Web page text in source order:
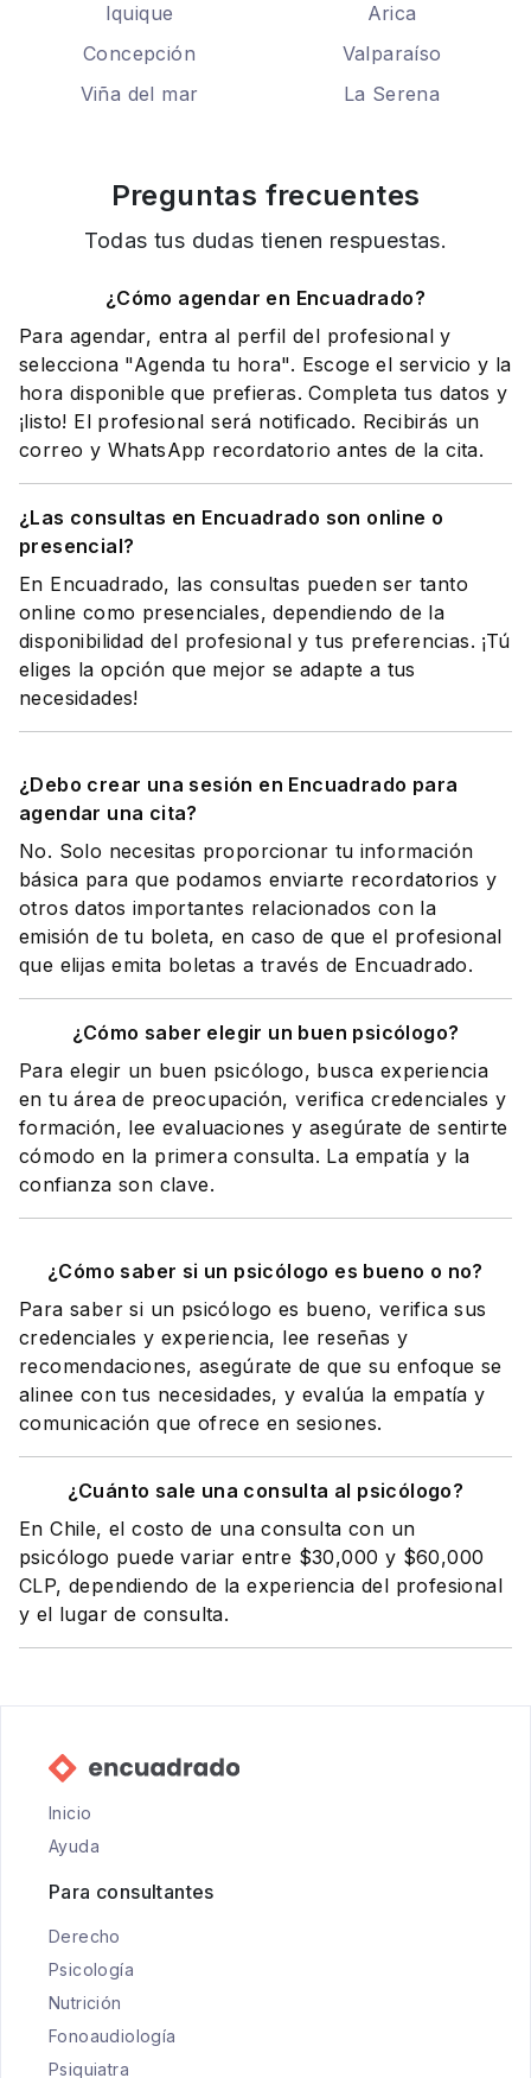
Iquique
Arica
Concepción
Valparaíso
Viña del mar
La Serena
Preguntas frecuentes
Todas tus dudas tienen respuestas.
¿Cómo agendar en Encuadrado?
Para agendar, entra al perfil del profesional y
selecciona "Agenda tu hora". Escoge el servicio y la
hora disponible que prefieras. Completa tus datos y
¡listo! El profesional será notificado. Recibirás un
correo y WhatsApp recordatorio antes de la cita.
¿Las consultas en Encuadrado son online o
presencial?
En Encuadrado, las consultas pueden ser tanto
online como presenciales, dependiendo de la
disponibilidad del profesional y tus preferencias. ¡Tú
eliges la opción que mejor se adapte a tus
necesidades!
¿Debo crear una sesión en Encuadrado para
agendar una cita?
No. Solo necesitas proporcionar tu información
básica para que podamos enviarte recordatorios y
otros datos importantes relacionados con la
emisión de tu boleta, en caso de que el profesional
que elijas emita boletas a través de Encuadrado.
¿Cómo saber elegir un buen psicólogo?
Para elegir un buen psicólogo, busca experiencia
en tu área de preocupación, verifica credenciales y
formación, lee evaluaciones y asegúrate de sentirte
cómodo en la primera consulta. La empatía y la
confianza son clave.
¿Cómo saber si un psicólogo es bueno o no?
Para saber si un psicólogo es bueno, verifica sus
credenciales y experiencia, lee reseñas y
recomendaciones, asegúrate de que su enfoque se
alinee con tus necesidades, y evalúa la empatía y
comunicación que ofrece en sesiones.
¿Cuánto sale una consulta al psicólogo?
En Chile, el costo de una consulta con un
psicólogo puede variar entre $30,000 y $60,000
CLP, dependiendo de la experiencia del profesional
y el lugar de consulta.
Inicio
Ayuda
Para consultantes
Derecho
Psicología
Nutrición
Fonoaudiología
Psiquiatra